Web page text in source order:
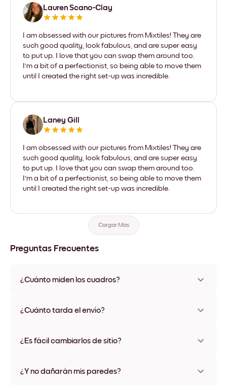
Lauren Scano-Clay
I am obsessed with our pictures from Mixtiles! They are
such good quality, look fabulous, and are super easy
to put up. I love that you can swap them around too.
I'm a bit of a perfectionist, so being able to move them
until I created the right set-up was incredible.
Laney Gill
I am obsessed with our pictures from Mixtiles! They are
such good quality, look fabulous, and are super easy
to put up. I love that you can swap them around too.
I'm a bit of a perfectionist, so being able to move them
until I created the right set-up was incredible.
Cargar Más
Preguntas Frecuentes
¿Cuánto miden los cuadros?
varios materiales y colores de marco, incluidas opciones sin
¿Cuánto tarda el envío?
disponibles en algunos países. Te enviaremos un número de
¿Es fácil cambiarlos de sitio?
ningún daño
¿Y no dañarán mis paredes?